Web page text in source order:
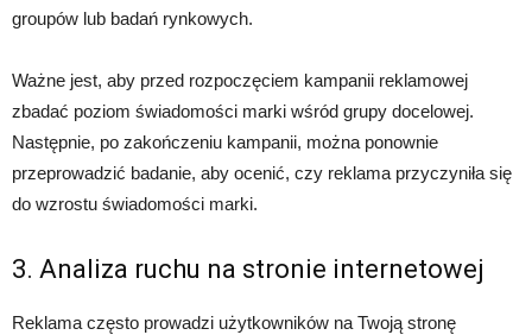
groupów lub badań rynkowych.
Ważne jest, aby przed rozpoczęciem kampanii reklamowej
zbadać poziom świadomości marki wśród grupy docelowej.
Następnie, po zakończeniu kampanii, można ponownie
przeprowadzić badanie, aby ocenić, czy reklama przyczyniła się
do wzrostu świadomości marki.
3. Analiza ruchu na stronie internetowej
Reklama często prowadzi użytkowników na Twoją stronę